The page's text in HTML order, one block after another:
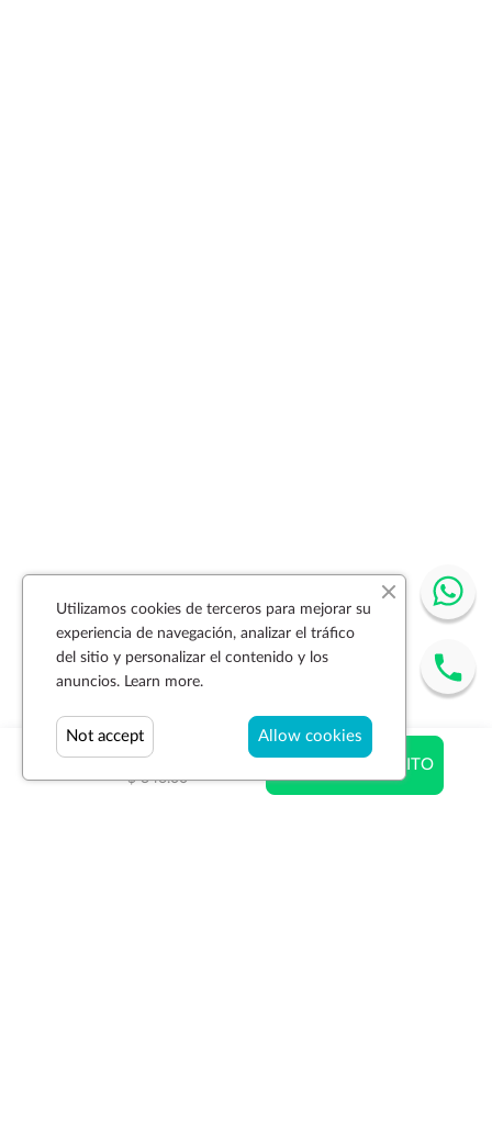
$ 207.60
$ 346.00
AÑADIR AL CARRITO
Utilizamos cookies de terceros para mejorar su
experiencia de navegación, analizar el tráfico
del sitio y personalizar el contenido y los
anuncios. Learn more.
Allow cookies
Not accept